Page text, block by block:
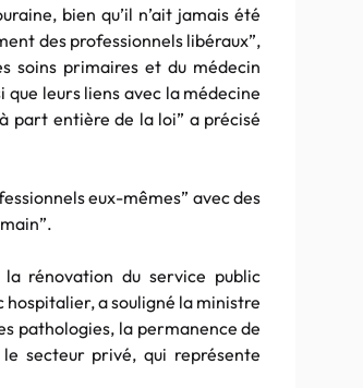
bien qu’il n’ait jamais été
des professionnels libéraux”,
soins primaires et du médecin
leurs liens avec la médecine
part entière de la loi” a précisé
eux-mêmes” avec des
rénovation du service public
a souligné la ministre
pathologies, la permanence de
le secteur privé, qui représente